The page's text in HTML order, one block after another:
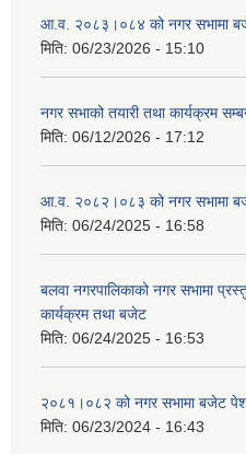
आ.व. २०८३।०८४ को नगर सभामा
मिति: 06/23/2026 - 15:10
नगर सभाको तयारी तथा कार्यक्रम
मिति: 06/12/2026 - 17:12
आ.व. २०८२।०८३ को नगर सभामा
मिति: 06/24/2025 - 16:58
बलवा नगरपालिकाको नगर सभामा
कार्यक्रम तथा बजेट
मिति: 06/24/2025 - 16:53
२०८१।०८२ को नगर सभामा बजेट पेश
मिति: 06/23/2024 - 16:43